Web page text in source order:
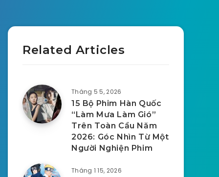
Related Articles
Tháng 5 5, 2026
15 Bộ Phim Hàn Quốc
“Làm Mưa Làm Gió”
Trên Toàn Cầu Năm
2026: Góc Nhìn Từ Một
Người Nghiện Phim
Tháng 1 15, 2026